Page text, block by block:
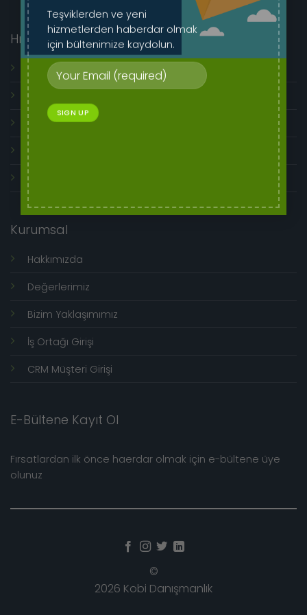
Teşviklerden ve yeni
hizmetlerden haberdar olmak
için bültenimize kaydolun.
Hızlı Menü
Genel Kullanım Koşulları
İptal ve İade İşlemleri
Mesafeli Satış Sözleşmesi
Ön Bilgilendirme Formu
Üyelik Sözleşmesi
Kurumsal
Hakkımızda
Değerlerimiz
Bizim Yaklaşımımız
İş Ortağı Girişi
CRM Müşteri Girişi
E-Bültene Kayıt Ol
Fırsatlardan ilk önce haerdar olmak için e-bültene üye
olunuz
©
2026 Kobi Danışmanlık